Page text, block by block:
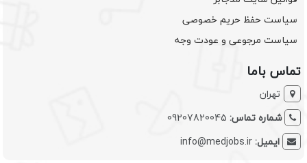
سیاست حفظ حریم خصوصی
سیاست مرجوعی و عودت وجه
تماس باما
تهران
شماره تماس: 09207820045
ایمیل:info@medjobs.ir